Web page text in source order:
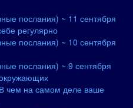
послания) ~ 11 сентября
регулярно
послания) ~ 10 сентября
послания) ~ 9 сентября
чем на самом деле ваше